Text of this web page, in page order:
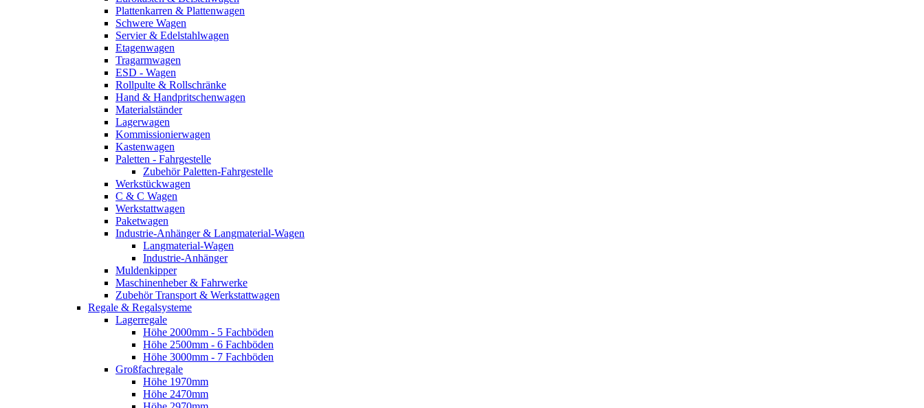
Plattenkarren & Plattenwagen
Schwere Wagen
Servier & Edelstahlwagen
Etagenwagen
Tragarmwagen
ESD - Wagen
Rollpulte & Rollschränke
Hand & Handpritschenwagen
Materialständer
Lagerwagen
Kommissionierwagen
Kastenwagen
Paletten - Fahrgestelle
Zubehör Paletten-Fahrgestelle
Werkstückwagen
C & C Wagen
Werkstattwagen
Paketwagen
Industrie-Anhänger & Langmaterial-Wagen
Langmaterial-Wagen
Industrie-Anhänger
Muldenkipper
Maschinenheber & Fahrwerke
Zubehör Transport & Werkstattwagen
Regale & Regalsysteme
Lagerregale
Höhe 2000mm - 5 Fachböden
Höhe 2500mm - 6 Fachböden
Höhe 3000mm - 7 Fachböden
Großfachregale
Höhe 1970mm
Höhe 2470mm